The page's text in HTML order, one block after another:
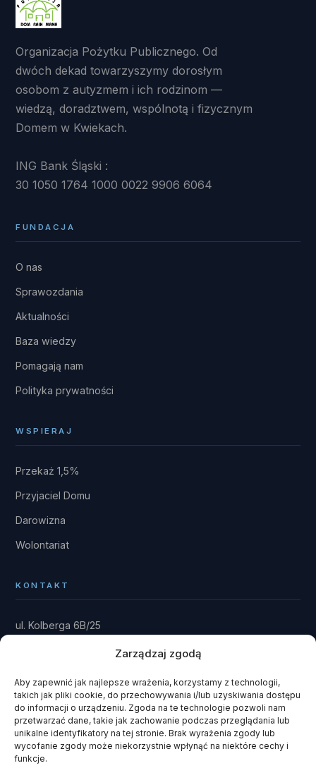
Zarządzaj zgodą
Aby zapewnić jak najlepsze wrażenia, korzystamy z technologii,
takich jak pliki cookie, do przechowywania i/lub uzyskiwania dostępu
do informacji o urządzeniu. Zgoda na te technologie pozwoli nam
przetwarzać dane, takie jak zachowanie podczas przeglądania lub
unikalne identyfikatory na tej stronie. Brak wyrażenia zgody lub
wycofanie zgody może niekorzystnie wpłynąć na niektóre cechy i
funkcje.
Organizacja Pożytku Publicznego. Od
dwóch dekad towarzyszymy dorosłym
osobom z autyzmem i ich rodzinom —
wiedzą, doradztwem, wspólnotą i fizycznym
Domem w Kwiekach.
ING Bank Śląski :
30 1050 1764 1000 0022 9906 6064
FUNDACJA
O nas
Sprawozdania
Aktualności
Baza wiedzy
Pomagają nam
Polityka prywatności
WSPIERAJ
Przekaż 1,5%
Przyjaciel Domu
Darowizna
Wolontariat
KONTAKT
ul. Kolberga 6B/25
Rytel 89-642
gmina Czersk · powiat chojnicki
fundacja@domrainmana.pl
+48 606 585 941
+48 660 908 051